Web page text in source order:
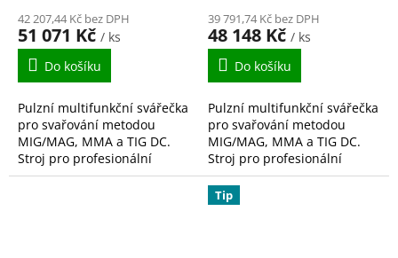
42 207,44 Kč bez DPH
51 071 Kč / ks
Do košíku
Pulzní multifunkční svářečka
pro svařování metodou
MIG/MAG, MMA a TIG DC.
Stroj pro profesionální
svářeče, kteří očekávají
39 791,74 Kč bez DPH
48 148 Kč / ks
Do košíku
Pulzní multifunkční svářečka
pro svařování metodou
MIG/MAG, MMA a TIG DC.
Stroj pro profesionální
svářeče, kteří očekávají
nejen vysoký výkon stroje,
ale zároveň vysokou...
Tip